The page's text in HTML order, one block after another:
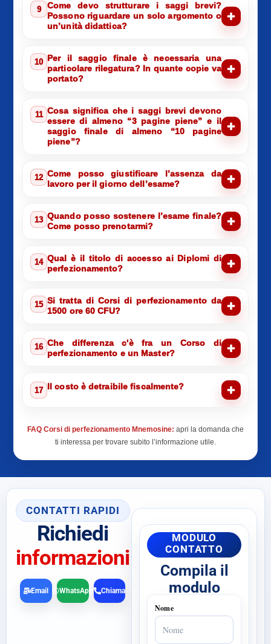
9
Come devo strutturare i saggi brevi?
Possono riguardare un solo argomento o
un’unità didattica?
10 Per il saggio finale è necessaria una
particolare rilegatura? In quante copie va
portato?
11 Cosa significa che i saggi brevi devono
essere di almeno “3 pagine piene” e il
saggio finale di almeno “10 pagine
piene”?
12 Come posso giustificare l’assenza da
lavoro per il giorno dell’esame?
13 Quando posso sostenere l’esame finale?
Come posso prenotarmi?
14 Qual è il titolo di accesso ai Diplomi di
perfezionamento?
15 Si tratta di Corsi di perfezionamento da
1500 ore 60 CFU?
16 Che differenza c'è fra un Corso di
perfezionamento e un Master?
17 Il costo è detraibile fiscalmente?
FAQ Corsi di perfezionamento Mnemosine: apri la domanda che
ti interessa per trovare subito l’informazione utile.
CONTATTI RAPIDI
Richiedi
informazioni
Chiama
Email WhatsApp
MODULO
CONTATTO
Compila il
modulo
Nome